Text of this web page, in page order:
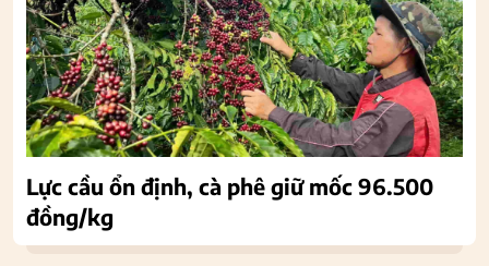
Lực cầu ổn định, cà phê giữ mốc 96.500
đồng/kg